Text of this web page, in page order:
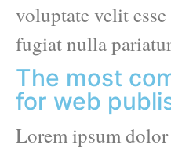
voluptate velit
fugiat nulla
The most
for web
Lorem ipsum